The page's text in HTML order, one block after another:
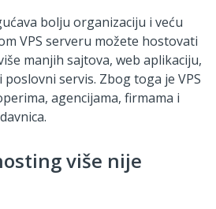
bolju organizaciju i veću
VPS serveru možete hostovati
manjih sajtova, web aplikaciju,
servis. Zbog toga je VPS
agencijama, firmama i
više nije